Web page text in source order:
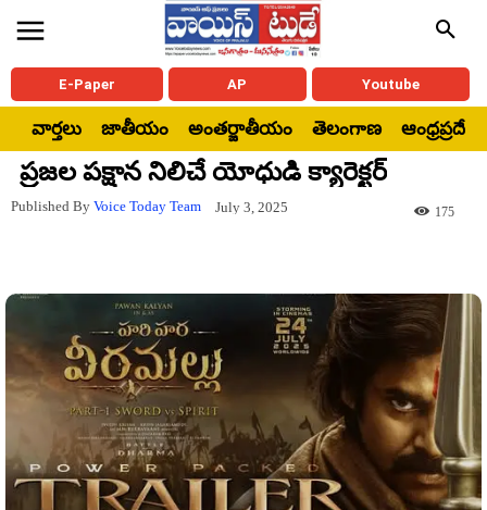
E-Paper AP Youtube
వార్తలు జాతీయం అంతర్జాతీయం తెలంగాణ ఆంధ్రప్రదేశ్
ప్రజల పక్షాన నిలిచే యోధుడి క్యారెక్టర్
Published By Voice Today Team July 3, 2025 175